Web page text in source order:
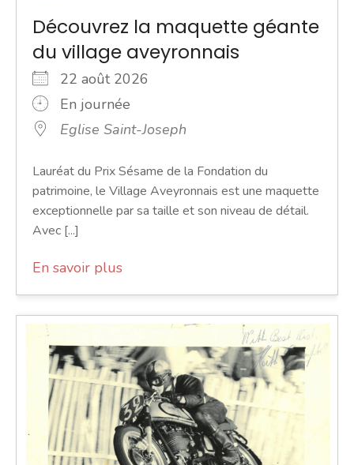
Découvrez la maquette géante
du village aveyronnais
22 août 2026
En journée
Eglise Saint-Joseph
Lauréat du Prix Sésame de la Fondation du
patrimoine, le Village Aveyronnais est une maquette
exceptionnelle par sa taille et son niveau de détail.
Avec [...]
En savoir plus